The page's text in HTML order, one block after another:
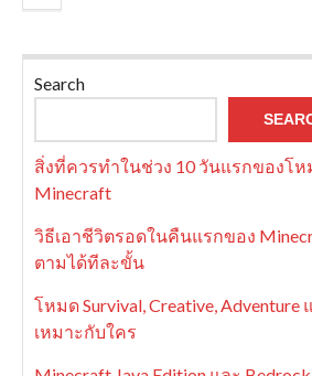
Search
สิ่งที่ควรทำในช่วง 10 วันแรกของโห
Minecraft
วิธีเอาชีวิตรอดในคืนแรกของ
ตามได้ทีละขั้น
โหมด Survival, Creative, Adventure
เหมาะกับใคร